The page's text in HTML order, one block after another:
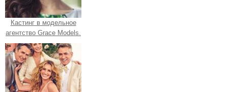
Кастинг в модельное
агентство Grace Models.